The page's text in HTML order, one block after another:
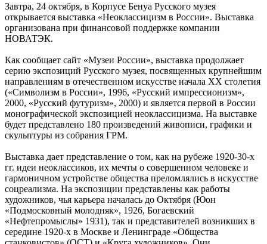
Завтра, 24 октября, в Корпусе Бенуа Русского музея
открывается выставка «Неоклассицизм в России». Выставка
организована при финансовой поддержке компании
НОВАТЭК.
Как сообщает сайт «Музеи России», выставка продолжает
серию экспозиций Русского музея, посвященных крупнейшим
направлениям в отечественном искусстве начала ХХ столетия
(«Символизм в России», 1996, «Русский импрессионизм»,
2000, «Русский футуризм», 2000) и является первой в России
монографической экспозицией неоклассицизма. На выставке
будет представлено 180 произведений живописи, графики и
скульптуры из собрания ГРМ.
Выставка дает представление о том, как на рубеже 1920-30-х
гг. идеи неоклассиков, их мечты о совершенном человеке и
гармоничном устройстве общества преломлялись в искусстве
соцреализма. На экспозиции представлены как работы
художников, чья карьера началась до Октября (Юон
«Подмосковный молодняк», 1926, Богаевский
«Нефтепромыслы» 1931), так и представителей возникших в
середине 1920-х в Москве и Ленинграде «Общества